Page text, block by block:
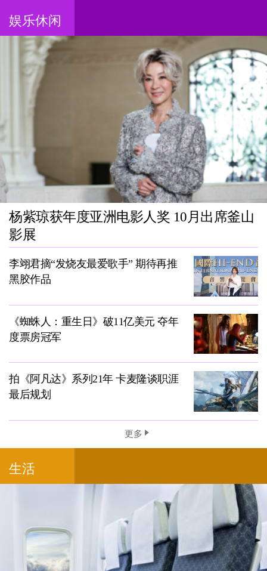
娱乐休闲
杨紫琼获年度亚洲电影人奖 10月出席釜山
影展
李翊君摘“发烧友最爱歌手” 期待再推
黑胶作品
《蜘蛛人：重生日》破11亿美元 夺年
度票房冠军
拍《阿凡达》系列21年 卡麦隆谈职涯
最后规划
更多
生活